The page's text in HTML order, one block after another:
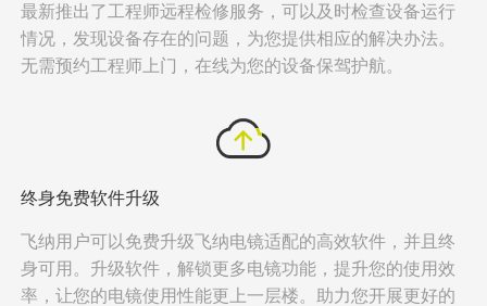
最新推出了工程师远程检修服务，可以及时检查设备运行
情况，发现设备存在的问题，为您提供相应的解决办法。
无需预约工程师上门，在线为您的设备保驾护航。
终身免费软件升级
飞纳用户可以免费升级飞纳电镜适配的高效软件，并且终
身可用。升级软件，解锁更多电镜功能，提升您的使用效
率，让您的电镜使用性能更上一层楼。助力您开展更好的